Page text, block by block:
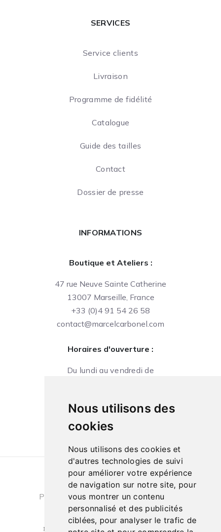
Nous utilisons des
cookies
Nous utilisons des cookies et
d'autres technologies de suivi
pour améliorer votre expérience
de navigation sur notre site, pour
vous montrer un contenu
personnalisé et des publicités
ciblées, pour analyser le trafic de
SERVICES
Service clients
Livraison
Programme de fidélité
Catalogue
Guide des tailles
Contact
Dossier de presse
INFORMATIONS
Boutique et Ateliers :
47 rue Neuve Sainte Catherine
13007 Marseille, France
+33 (0)4 91 54 26 58
contact@marcelcarbonel.com
Horaires d'ouverture :
Du lundi au vendredi de
10h à 13h et de 14h à 18h
Conditions générales de ventes
|
Politique de confidentialité
| Cookies